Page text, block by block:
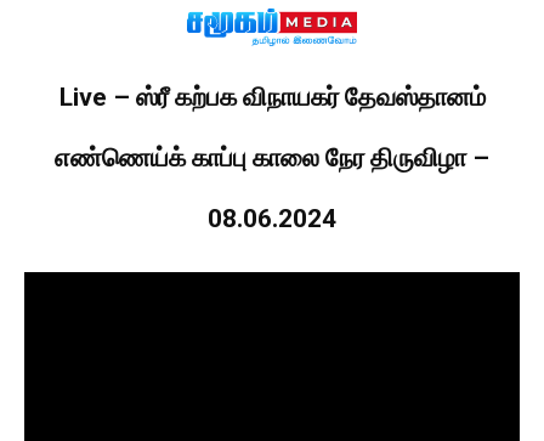
Live – ஸ்ரீ கற்பக விநாயகர் தேவஸ்தானம்
எண்ணெய்க் காப்பு காலை நேர திருவிழா –
08.06.2024